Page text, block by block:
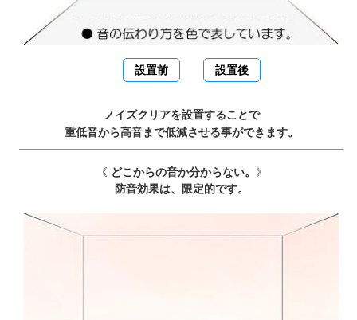
設置前 設置後
ノイズクリアを設置することで
重低音から高音まで低減させる事ができます。
《 どこからの音か分からない。 》
防音効果は、限定的です。